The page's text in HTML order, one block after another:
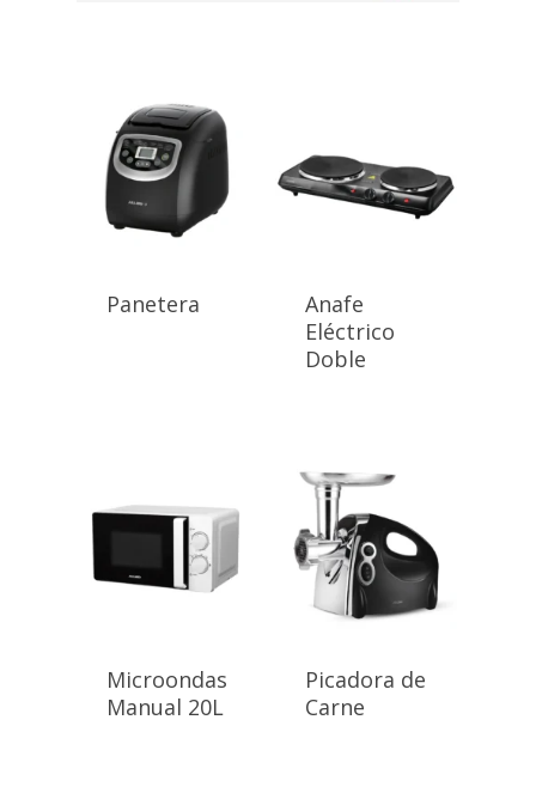
Panetera
Anafe
Eléctrico
Doble
Microondas
Manual 20L
Picadora de
Carne